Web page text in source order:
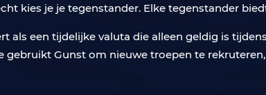
kies je je tegenstander. Elke tegenstander
als een tijdelijke valuta die alleen geldig is
gebruikt Gunst om nieuwe troepen te